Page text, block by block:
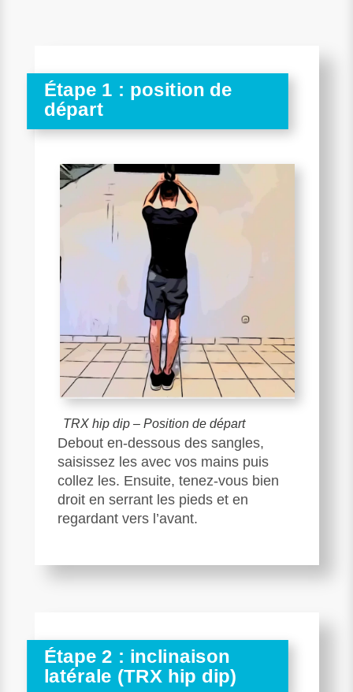
Étape 1 : position de
départ
TRX hip dip – Position de départ
Debout en-dessous des sangles,
saisissez les avec vos mains puis
collez les. Ensuite, tenez-vous bien
droit en serrant les pieds et en
regardant vers l’avant.
Étape 2 : inclinaison
latérale (TRX hip dip)